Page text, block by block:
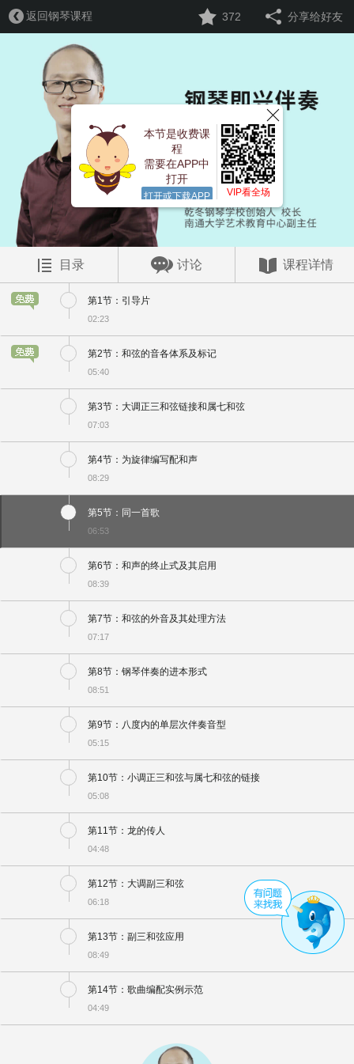
返回钢琴课程 372 分享给好友
本节是收费课
程
需要在APP中
打开
打开或下载APP VIP看全场
目录 讨论 课程详情
第1节：引导片
02:23
第2节：和弦的音各体系及标记
05:40
第3节：大调正三和弦链接和属七和弦
07:03
第4节：为旋律编写配和声
08:29
第5节：同一首歌
06:53
第6节：和声的终止式及其启用
08:39
第7节：和弦的外音及其处理方法
07:17
第8节：钢琴伴奏的进本形式
08:51
第9节：八度内的单层次伴奏音型
05:15
第10节：小调正三和弦与属七和弦的链接
05:08
第11节：龙的传人
04:48
第12节：大调副三和弦
06:18
第13节：副三和弦应用
08:49
第14节：歌曲编配实例示范
04:49